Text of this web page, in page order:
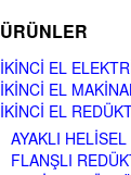
ÜRÜNLER
İKINCI EL
İKINCI EL
İKINCI EL
AYAKLI
FLANŞLI